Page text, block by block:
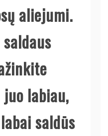
aliejumi.
labiau,
saldūs